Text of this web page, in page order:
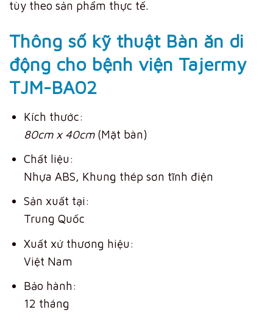
tùy theo sản phẩm thực tế.
Thông số kỹ thuật Bàn ăn di
động cho bệnh viện Tajermy
TJM-BA02
Kích thước:
80cm x 40cm(Mặt bàn)
Chất liệu:
Nhựa ABS, Khung thép sơn tĩnh điện
Sản xuất tại:
Trung Quốc
Xuất xứ thương hiệu:
Việt Nam
Bảo hành:
12 tháng